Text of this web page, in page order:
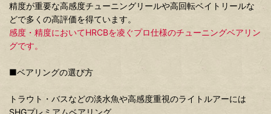
精度が重要な高感度チューニングリールや高回転ベイトリールな
どで多くの高評価を得ています。
感度・精度においてHRCBを凌ぐプロ仕様のチューニングベアリン
グです。
■ベアリングの選び方
トラウト・バスなどの淡水魚や高感度重視のライトルアーには
SHGプレミアムベアリング。